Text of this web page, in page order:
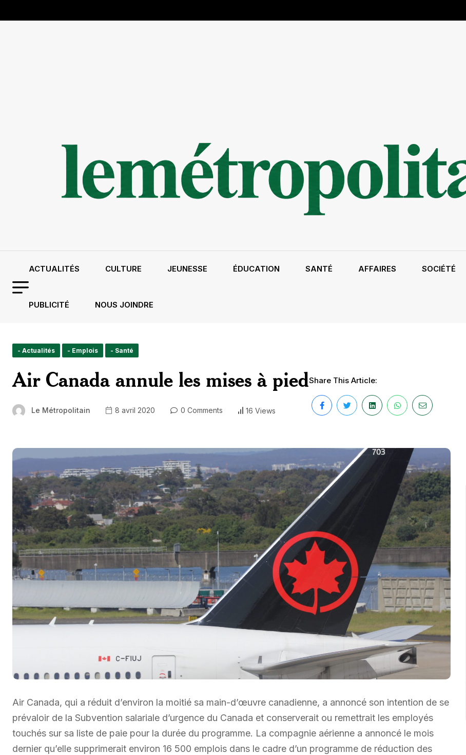
ACTUALITÉS CULTURE JEUNESSE ÉDUCATION SANTÉ AFFAIRES SOCIÉTÉ
PUBLICITÉ NOUS JOINDRE
- Actualités - Emplois - Santé
Air Canada annule les mises à pied
Le Métropolitain 8 avril 2020 0 Comments 16 Views
Share This Article:
Air Canada, qui a réduit d’environ la moitié sa main-d’œuvre canadienne, a annoncé son intention de se
prévaloir de la Subvention salariale d’urgence du Canada et conserverait ou remettrait les employés
touchés sur sa liste de paie pour la durée du programme. La compagnie aérienne a annoncé le mois
dernier qu’elle supprimerait environ 16 500 emplois dans le cadre d’un programme de réduction des